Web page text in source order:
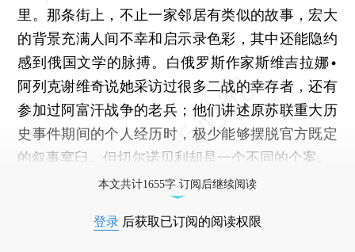
里。那条街上，不止一家邻居有类似的故事，宏大
的背景充满人间不幸和启示录色彩，其中还能隐约
感到俄国文学的脉搏。白俄罗斯作家斯维吉拉娜•
阿列克谢维奇说她采访过很多二战的幸存者，还有
参加过阿富汗战争的老兵；他们讲述原苏联重大历
史事件期间的个人经历时，极少能够摆脱官方既定
的叙事窠臼。但切尔诺贝利却是一个不同的个案。
本文共计1655字 订阅后继续阅读
登录 后获取已订阅的阅读权限